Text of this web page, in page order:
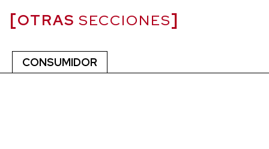
OTRAS SECCIONES
CONSUMIDOR